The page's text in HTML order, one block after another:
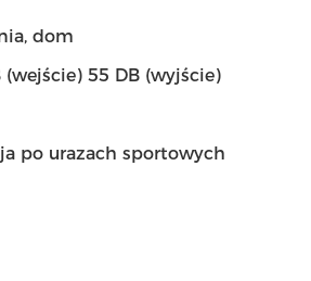
dom
55 DB (wyjście)
po urazach sportowych